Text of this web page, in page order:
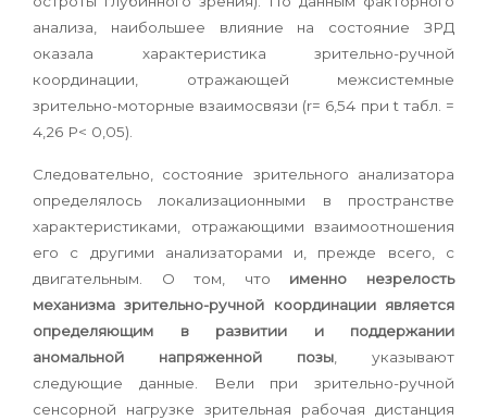
анализа, наибольшее влияние на состояние ЗРД
оказала характеристика зрительно-ручной
координации, отражающей межсистемные
зрительно-моторные взаимосвязи (r= 6,54 при t табл. =
4,26 Р< 0,05).
Следовательно, состояние зрительного анализатора
определялось локализационными в пространстве
характеристиками, отражающими взаимоотношения
его с другими анализаторами и, прежде всего, с
двигательным. О том, что именно незрелость
механизма зрительно-ручной координации является
определяющим в развитии и поддержании
аномальной напряженной позы, указывают
следующие данные. Вели при зрительно-ручной
сенсорной нагрузке зрительная рабочая дистанция